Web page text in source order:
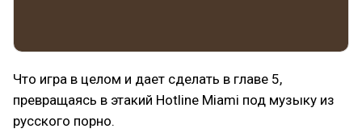
Что игра в целом и дает сделать в главе 5,
превращаясь в этакий Hotline Miami под музыку из
русского порно.